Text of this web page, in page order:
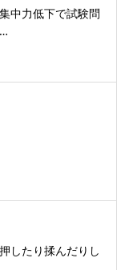
中力低下で試験問
したり揉んだりし